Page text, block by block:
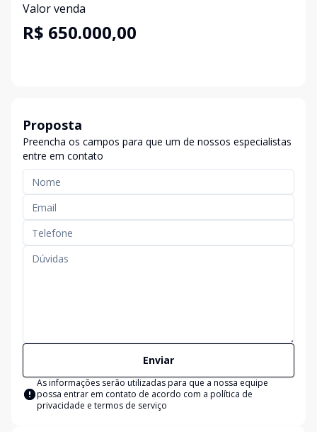
Valor venda
R$ 650.000,00
Proposta
Preencha os campos para que um de nossos especialistas
entre em contato
Enviar
As informações serão utilizadas para que a nossa equipe
possa entrar em contato de acordo com a política de
privacidade e termos de serviço